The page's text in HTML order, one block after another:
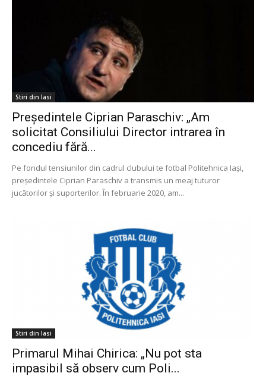
Stiri din Iasi
Președintele Ciprian Paraschiv: „Am
solicitat Consiliului Director intrarea în
concediu fără...
Pe fondul tensiunilor din cadrul clubului te fotbal Politehnica Iași,
președintele Ciprian Paraschiv a transmis un meaj tuturor
jucătorilor și suporterilor. În februarie 2020, am...
Stiri din Iasi
Primarul Mihai Chirica: „Nu pot sta
impasibil să observ cum Poli...